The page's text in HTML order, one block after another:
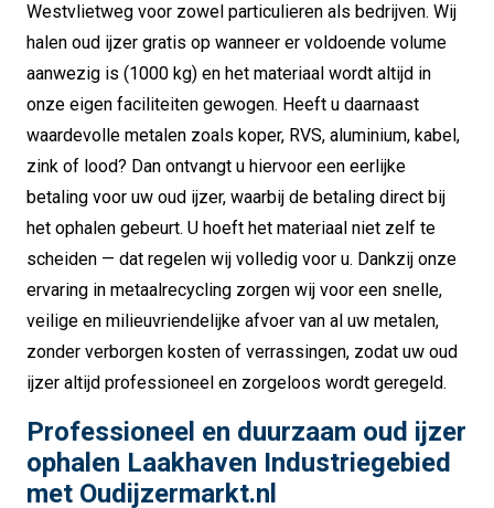
Westvlietweg voor zowel particulieren als bedrijven. Wij
halen oud ijzer gratis op wanneer er voldoende volume
aanwezig is (1000 kg) en het materiaal wordt altijd in
onze eigen faciliteiten gewogen. Heeft u daarnaast
waardevolle metalen zoals koper, RVS, aluminium, kabel,
zink of lood? Dan ontvangt u hiervoor een eerlijke
betaling voor uw oud ijzer, waarbij de betaling direct bij
het ophalen gebeurt. U hoeft het materiaal niet zelf te
scheiden — dat regelen wij volledig voor u. Dankzij onze
ervaring in metaalrecycling zorgen wij voor een snelle,
veilige en milieuvriendelijke afvoer van al uw metalen,
zonder verborgen kosten of verrassingen, zodat uw oud
ijzer altijd professioneel en zorgeloos wordt geregeld.
Professioneel en duurzaam oud ijzer
ophalen Laakhaven Industriegebied
met Oudijzermarkt.nl